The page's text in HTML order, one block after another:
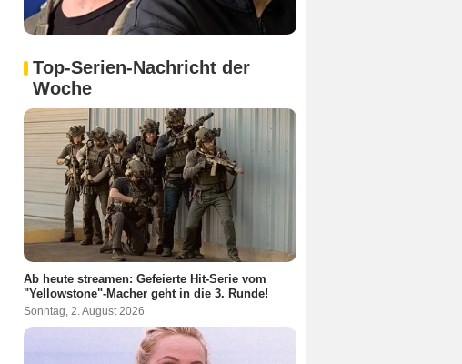
Top-Serien-Nachricht der
Woche
Ab heute streamen: Gefeierte Hit-Serie vom
"Yellowstone"-Macher geht in die 3. Runde!
Sonntag, 2. August 2026